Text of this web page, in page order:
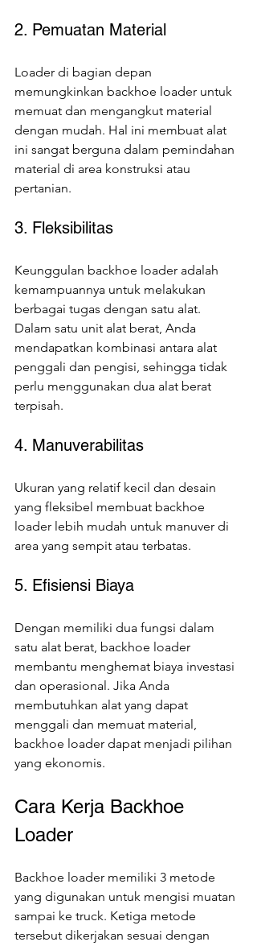
2. Pemuatan Material
Loader di bagian depan
memungkinkan backhoe loader untuk
memuat dan mengangkut material
dengan mudah. Hal ini membuat alat
ini sangat berguna dalam pemindahan
material di area konstruksi atau
pertanian.
3. Fleksibilitas
Keunggulan backhoe loader adalah
kemampuannya untuk melakukan
berbagai tugas dengan satu alat.
Dalam satu unit alat berat, Anda
mendapatkan kombinasi antara alat
penggali dan pengisi, sehingga tidak
perlu menggunakan dua alat berat
terpisah.
4. Manuverabilitas
Ukuran yang relatif kecil dan desain
yang fleksibel membuat backhoe
loader lebih mudah untuk manuver di
area yang sempit atau terbatas.
5. Efisiensi Biaya
Dengan memiliki dua fungsi dalam
satu alat berat, backhoe loader
membantu menghemat biaya investasi
dan operasional. Jika Anda
membutuhkan alat yang dapat
menggali dan memuat material,
backhoe loader dapat menjadi pilihan
yang ekonomis.
Cara Kerja Backhoe
Loader
Backhoe loader memiliki 3 metode
yang digunakan untuk mengisi muatan
sampai ke truck. Ketiga metode
tersebut dikerjakan sesuai dengan